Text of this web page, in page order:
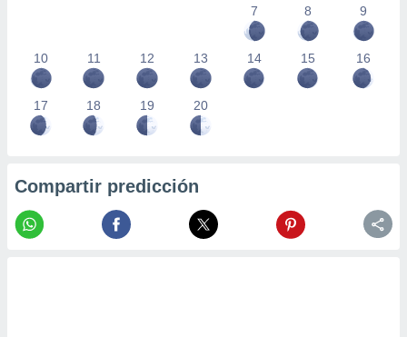
7
8 9
10 11 12 13 14 15 16
17 18 19 20
Compartir predicción